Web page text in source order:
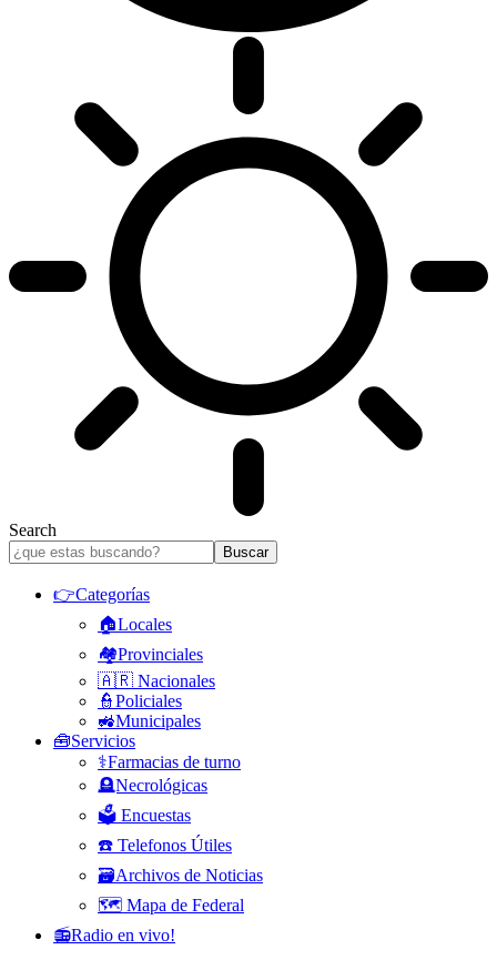
Search
👉Categorías
🏠Locales
🏘️Provinciales
🇦🇷 Nacionales
👮Policiales
🚜Municipales
🧰Servicios
⚕️Farmacias de turno
🪦Necrológicas
🗳️ Encuestas
☎️ Telefonos Útiles
🗃️Archivos de Noticias
🗺️ Mapa de Federal
📻Radio en vivo!